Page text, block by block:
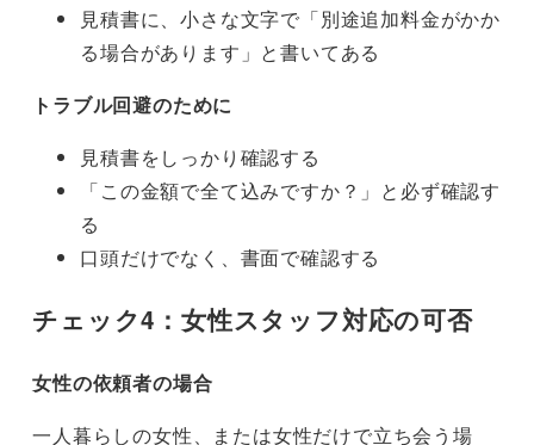
見積書に、小さな文字で「別途追加料金がかか
る場合があります」と書いてある
トラブル回避のために
見積書をしっかり確認する
「この金額で全て込みですか？」と必ず確認す
る
口頭だけでなく、書面で確認する
チェック4：女性スタッフ対応の可否
女性の依頼者の場合
一人暮らしの女性、または女性だけで立ち会う場